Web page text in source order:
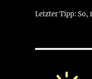
Letzter Tipp: So,